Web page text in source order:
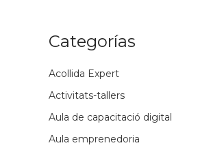
Categorías
Acollida Expert
Activitats-tallers
Aula de capacitació digital
Aula emprenedoria